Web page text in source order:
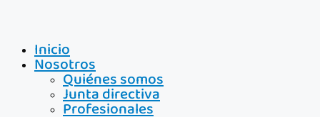
Inicio
Nosotros
Quiénes somos
Junta directiva
Profesionales